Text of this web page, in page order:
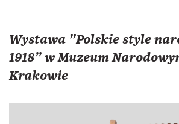
Wystawa "Polskie style
1918" w Muzeum
Krakowie